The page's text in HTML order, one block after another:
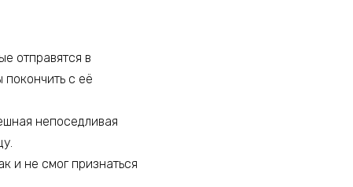
отправятся в
покончить с её
непоседливая
и не смог признаться